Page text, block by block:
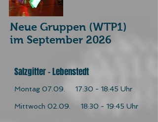
Neue Gruppen (WTP1)
im September 2026
Salzgitter - Lebenstedt
Montag 07.09. 17:30 - 18:45 Uhr
Mittwoch 02.09. 18:30 - 19:45 Uhr